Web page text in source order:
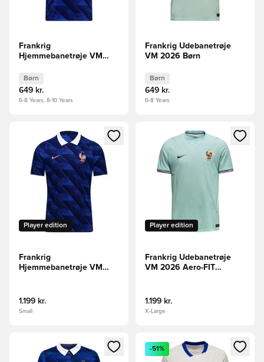
Frankrig
Hjemmebanetrøje VM
Børn
649 kr.
6-8 Years, 8-10 Years
Frankrig Udebanetrøje
VM 2026 Børn
Børn
649 kr.
6-8 Years
Åbner en Modal til at logge ind eller tilmelde dig som
Player edition
Frankrig
Hjemmebanetrøje VM
1.199 kr.
Small
Åbner en Modal til at logge
Player edition
Frankrig Udebanetrøje
VM 2026 Aero-FIT
1.199 kr.
X-Large
Åbner en Modal til at logge ind eller tilmelde dig som
Åbner en Modal til at logge
-51%